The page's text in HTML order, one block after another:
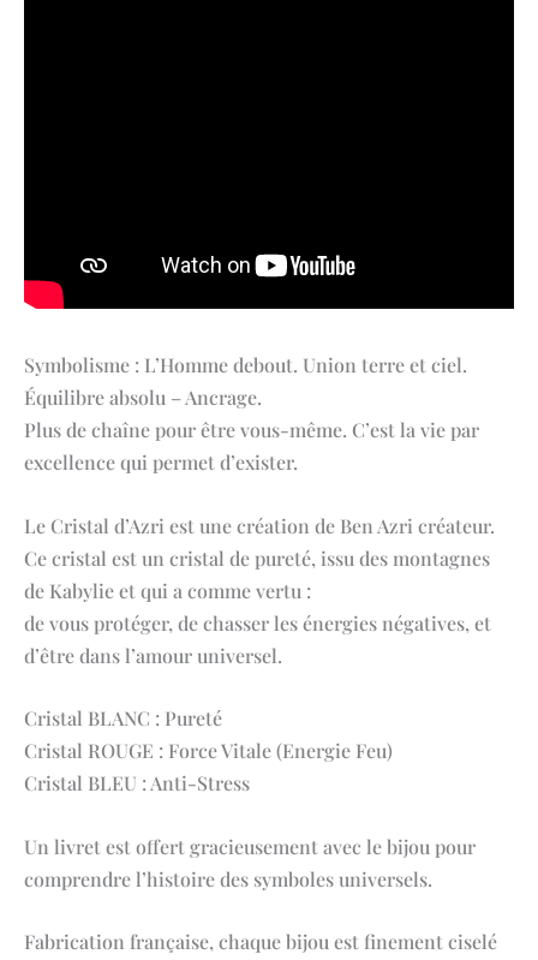
Symbolisme : L’Homme debout. Union terre et ciel.
Équilibre absolu – Ancrage.
Plus de chaîne pour être vous-même. C’est la vie par
excellence qui permet d’exister.
Le Cristal d’Azri est une création de Ben Azri créateur.
Ce cristal est un cristal de pureté, issu des montagnes
de Kabylie et qui a comme vertu :
de vous protéger, de chasser les énergies négatives, et
d’être dans l’amour universel.
Cristal BLANC : Pureté
Cristal ROUGE : Force Vitale (Energie Feu)
Cristal BLEU : Anti-Stress
Un livret est offert gracieusement avec le bijou pour
comprendre l’histoire des symboles universels.
Fabrication française, chaque bijou est finement ciselé